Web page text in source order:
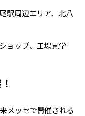
駅周辺エリア、北八
ョップ、工場見学
メッセで開催される